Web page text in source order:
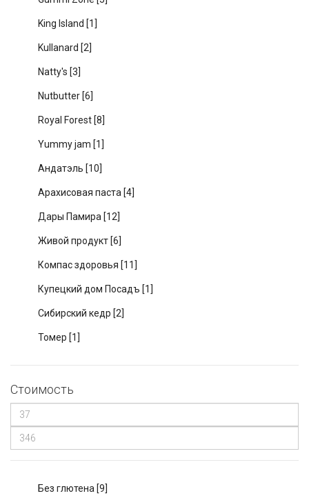
King Island [1]
Kullanard [2]
Natty's [3]
Nutbutter [6]
Royal Forest [8]
Yummy jam [1]
Андатэль [10]
Арахисовая паста [4]
Дары Памира [12]
Живой продукт [6]
Компас здоровья [11]
Купецкий дом Посадъ [1]
Сибирский кедр [2]
Томер [1]
Стоимость
Без глютена [9]